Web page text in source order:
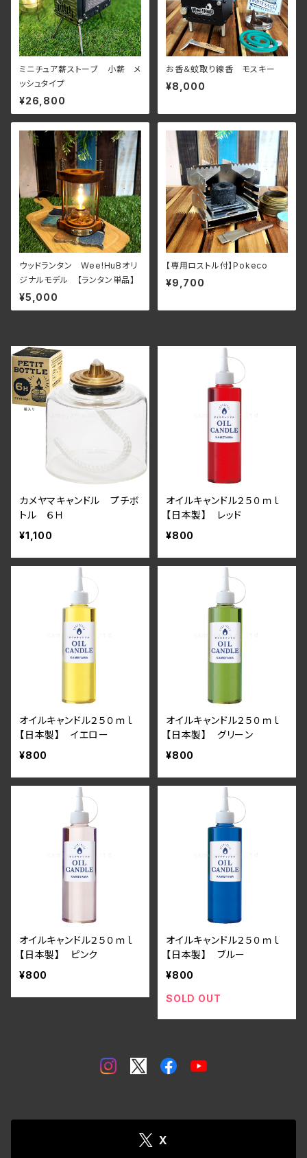
ミニチュア薪ストーブ 小薪 メ
ッシュタイプ
¥26,800
お香＆蚊取り線香 モスキー
¥8,000
ウッドランタン Wee!HuBオリ
ジナルモデル 【ランタン単品】
¥5,000
【専用ロストル付】Pokeco
¥9,700
カメヤマキャンドル プチボ
トル ６Ｈ
¥1,100
オイルキャンドル２５０ｍｌ
【日本製】 レッド
¥800
オイルキャンドル２５０ｍｌ
【日本製】 イエロー
¥800
オイルキャンドル２５０ｍｌ
【日本製】 グリーン
¥800
オイルキャンドル２５０ｍｌ
【日本製】 ピンク
¥800
オイルキャンドル２５０ｍｌ
【日本製】 ブルー
¥800
SOLD OUT
X